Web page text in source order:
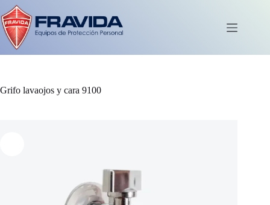
Saltar
al
contenido
Carro
compra
Grifo lavaojos y cara 9100